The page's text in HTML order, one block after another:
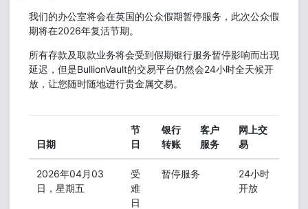
我们的办公室将会在英国的公众假期暂停服务，此次公众假
期将在2026年复活节期。
所有存款及取款业务将会受到假期银行服务暂停影响而出现
延迟，但是BullionVault的交易平台仍然会24小时全天候开
放，让您随时随地进行贵金属交易。
日期
节
日
银行
转账
客户
服务
网上交
易
2026年04月03
日，星期五
受
难
日
暂停服务
24小时
开放